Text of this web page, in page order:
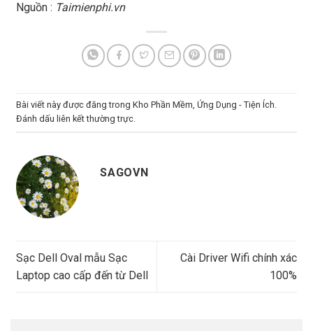
Nguồn : Taimienphi.vn
Bài viết này được đăng trong Kho Phần Mềm, Ứng Dụng - Tiện Ích.
Đánh dấu liên kết thường trực.
SAGOVN
Sạc Dell Oval mẫu Sạc
Laptop cao cấp đến từ Dell
Cài Driver Wifi chính xác
100%